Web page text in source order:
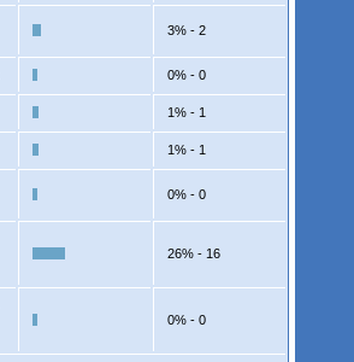
3% - 2
0% - 0
1% - 1
1% - 1
0% - 0
26% - 16
0% - 0